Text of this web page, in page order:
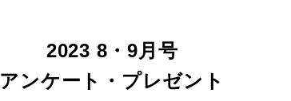
2023 8・9月号
アンケート・プレゼント